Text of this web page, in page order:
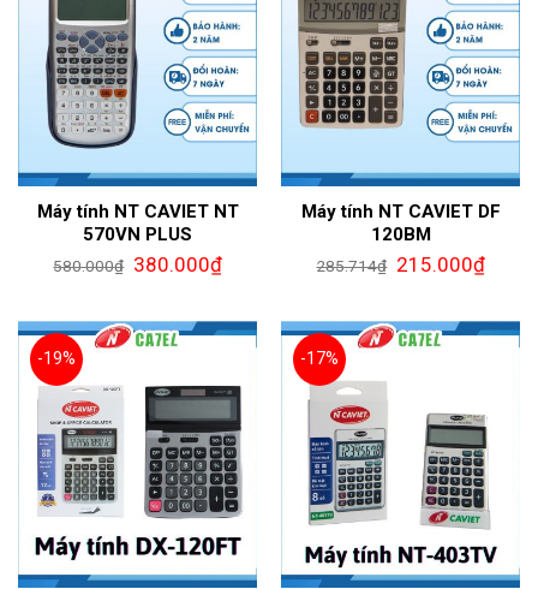
Máy tính NT CAVIET NT
570VN PLUS
580.000₫ 380.000₫
Máy tính NT CAVIET DF
120BM
285.714₫ 215.000₫
-19% -17%